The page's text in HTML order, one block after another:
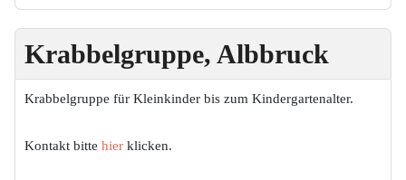
Krabbelgruppe, Albbruck
Krabbelgruppe für Kleinkinder bis zum Kindergartenalter.
Kontakt bitte hier klicken.